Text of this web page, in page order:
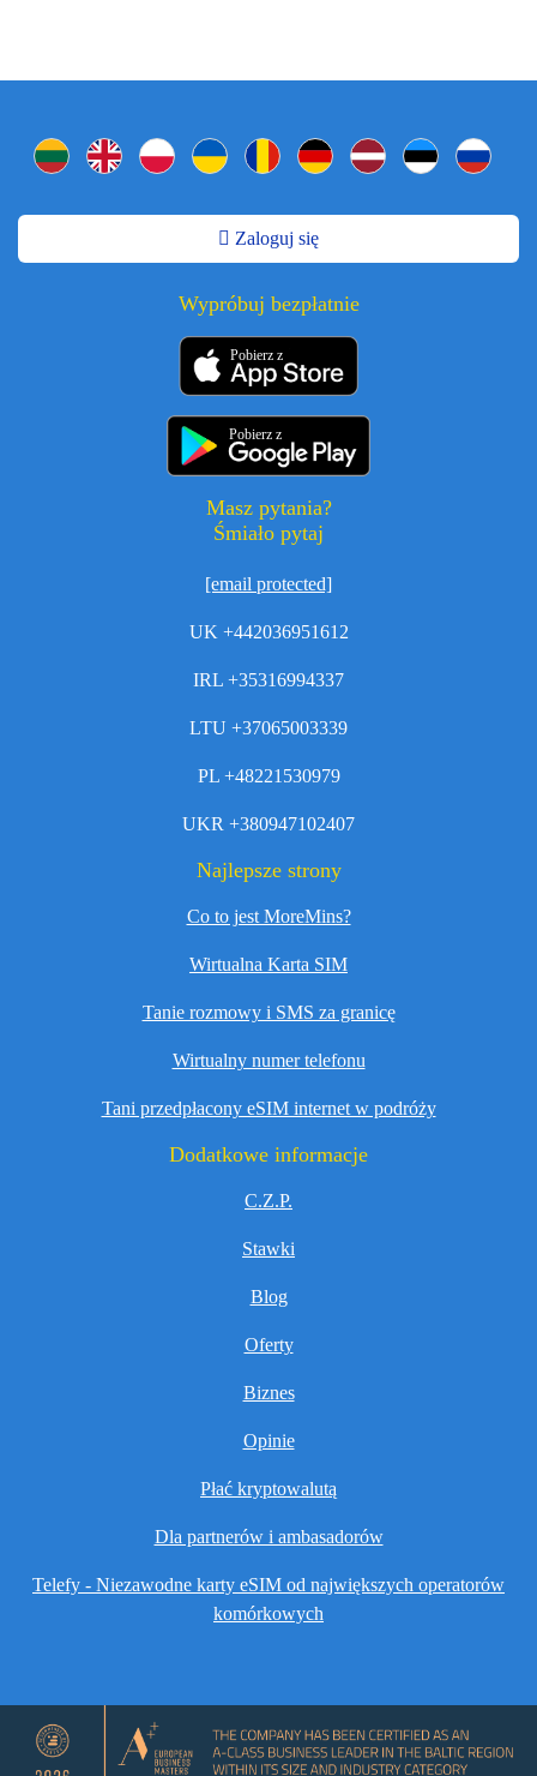
Zaloguj się
Wypróbuj bezpłatnie
Pobierz z
Pobierz z
Masz pytania?
Śmiało pytaj
[email protected]
UK +442036951612
IRL +35316994337
LTU +37065003339
PL +48221530979
UKR +380947102407
Najlepsze strony
Co to jest MoreMins?
Wirtualna Karta SIM
Tanie rozmowy i SMS za granicę
Wirtualny numer telefonu
Tani przedpłacony eSIM internet w podróży
Dodatkowe informacje
C.Z.P.
Stawki
Blog
Oferty
Biznes
Opinie
Płać kryptowalutą
Dla partnerów i ambasadorów
Telefy - Niezawodne karty eSIM od największych operatorów
komórkowych